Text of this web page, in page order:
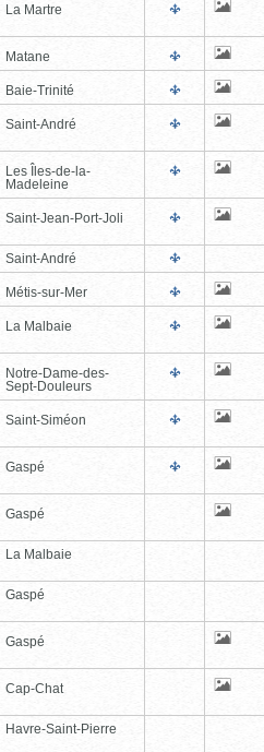
La Martre
Matane
Baie-Trinité
Saint-André
Les Îles-de-la-
Madeleine
Saint-Jean-Port-Joli
Saint-André
Métis-sur-Mer
La Malbaie
Notre-Dame-des-
Sept-Douleurs
Saint-Siméon
Gaspé
Gaspé
La Malbaie
Gaspé
Gaspé
Cap-Chat
Havre-Saint-Pierre